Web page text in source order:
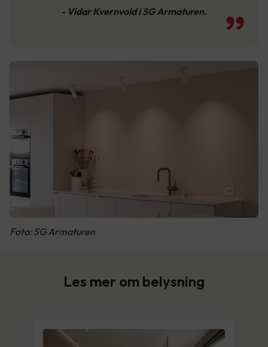
- Vidar Kvernvold i SG Armaturen.
Foto: SG Armaturen
Les mer om belysning